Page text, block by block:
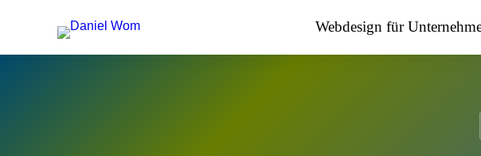
Webdesign für